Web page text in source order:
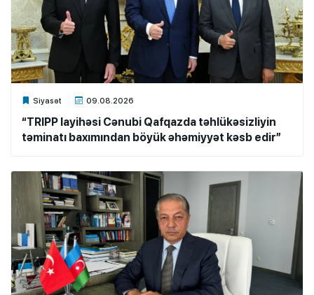
Siyasət 09.08.2026
Xalq.Online
“TRIPP layihəsi Cənubi Qafqazda təhlükəsizliyin
təminatı baxımından böyük əhəmiyyət kəsb edir”